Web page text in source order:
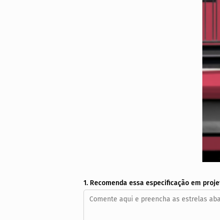
1. Recomenda essa especificação em